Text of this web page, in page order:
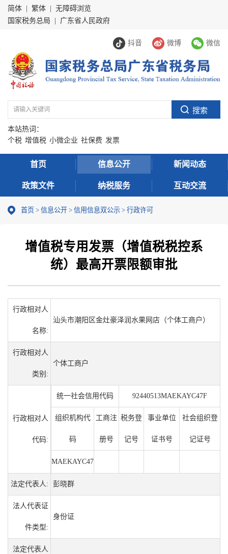
简体 繁体
无障碍浏览
国家税务总局
广东省人民政府
抖音 微博 微信
本站热词：
个税 增值税 小微企业 社保费 发票
首页 信息公开 新闻动态
政策文件 纳税服务 互动交流
首页 > 信息公开 > 信用信息双公示 > 行政许可
增值税专用发票（增值税税控系
统）最高开票限额审批
行政相对人
名称:
汕头市潮阳区金灶豪泽润水果网店（个体工商户）
行政相对人
类别:
个体工商户
行政相对人
代码:
统一社会信用代码 92440513MAEKAYC47F
组织机构代
码
工商注
册号
税务登
记号
事业单位
证书号
社会组织登
记证号
MAEKAYC47
法定代表人: 彭晓群
法人代表证
件类型:
身份证
法定代表人